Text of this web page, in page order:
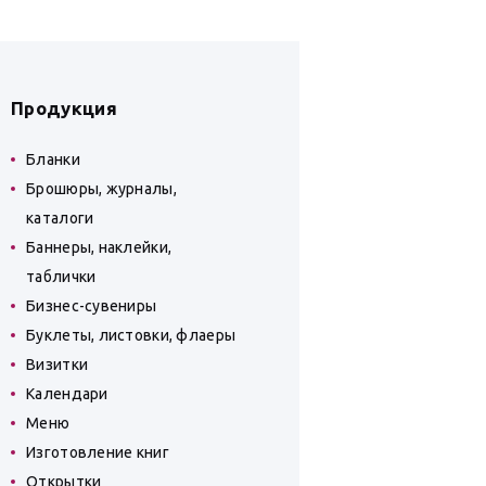
Продукция
Бланки
Брошюры, журналы,
каталоги
Баннеры, наклейки,
таблички
Бизнес-сувениры
Буклеты, листовки, флаеры
Визитки
Календари
Меню
Изготовление книг
Открытки